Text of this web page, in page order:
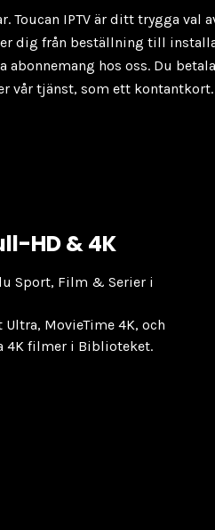
Toucan IPTV är ditt trygga val
dig från beställning till
hos oss. Du
vår tjänst, som ett kontantkort.
HD & 4K
Sport, Film & Serier i
Ultra, MovieTime 4K, och
4K filmer i Biblioteket.